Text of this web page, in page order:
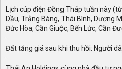
Lịch cúp điện Đồng Tháp tuần này
Dầu, Trảng Bàng, Thái Bình, Dương
Đức Hòa, Cần Giuộc, Bến Lức, Cần
Đất tăng giá sau khi thu hồi: Người